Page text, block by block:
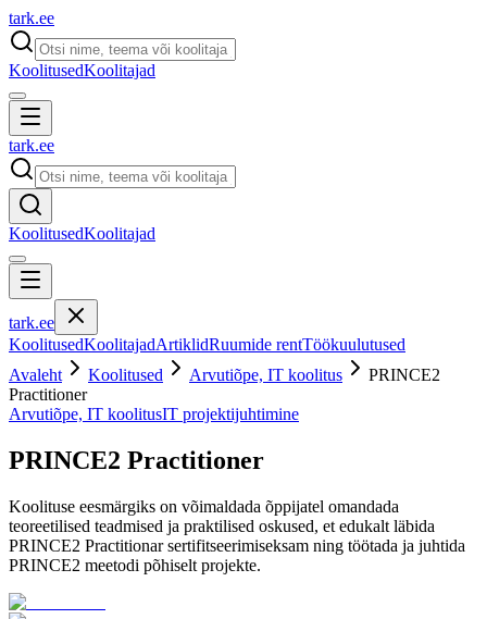
tark.ee
KoolitusedKoolitajad
tark.ee
KoolitusedKoolitajad
tark.ee
KoolitusedKoolitajadArtiklidRuumide rentTöökuulutused
Avaleht
Koolitused Arvutiõpe, IT koolitus
PRINCE2
Practitioner
Arvutiõpe, IT koolitusIT projektijuhtimine
PRINCE2 Practitioner
Koolituse eesmärgiks on võimaldada õppijatel omandada
teoreetilised teadmised ja praktilised oskused, et edukalt läbida
PRINCE2 Practitionar sertifitseerimiseksam ning töötada ja juhtida
PRINCE2 meetodi põhiselt projekte.